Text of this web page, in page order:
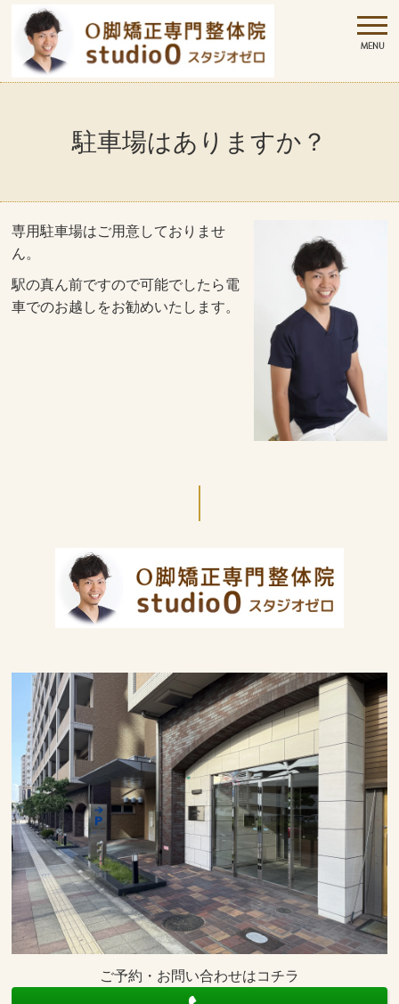
駐車場はありますか？
専用駐車場はご用意しておりませ
ん。
駅の真ん前ですので可能でしたら電
車でのお越しをお勧めいたします。
ご予約・お問い合わせはコチラ